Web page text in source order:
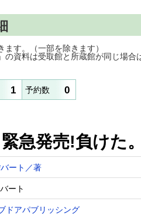
す。（一部を除きます）
の資料は受取館と所蔵館が同じ場合
1 予約数 0
緊急発売!負け
ート／著
ート
ドアパブリッシング